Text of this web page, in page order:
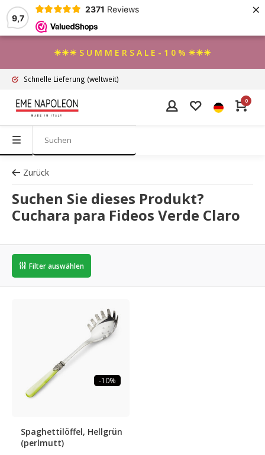
9,7
2371 Reviews ×
☀☀☀ S U M M E R S A L E - 1 0 % ☀☀☀
Schnelle Lieferung (weltweit)
0
Zurück
Suchen Sie dieses Produkt?
Cuchara para Fideos Verde Claro
Filter auswählen
-10%
Spaghettilöffel, Hellgrün
(perlmutt)